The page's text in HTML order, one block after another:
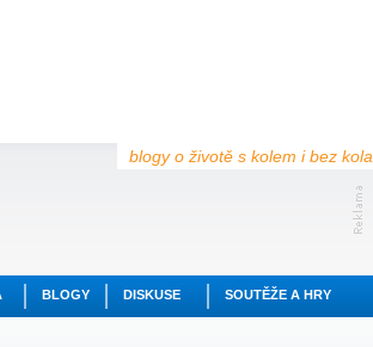
blogy o životě s kolem i bez kola
BLOGY DISKUSE SOUTĚŽE A HRY